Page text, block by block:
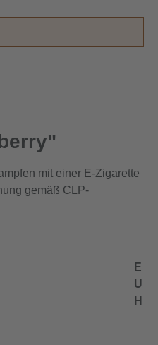
mit einer E-Zigarette
gemäß CLP-
E
U
H